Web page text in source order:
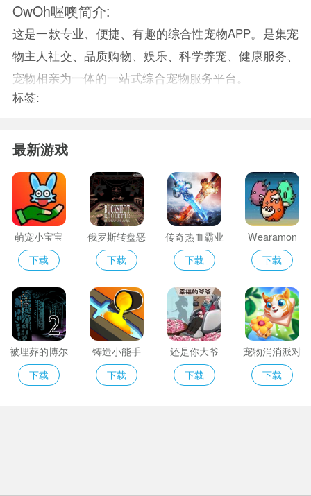
OwOh喔噢简介:
这是一款专业、便捷、有趣的综合性宠物APP。是集宠
物主人社交、品质购物、娱乐、科学养宠、健康服务、
宠物相亲为一体的一站式综合宠物服务平台。
标签:
最新游戏
萌宠小宝宝
下载
俄罗斯转盘恶
魔
下载
传奇热血霸业
下载
Wearamon
下载
被埋葬的博尔
内什2
下载
铸造小能手
下载
还是你大爷
下载
宠物消消派对
下载